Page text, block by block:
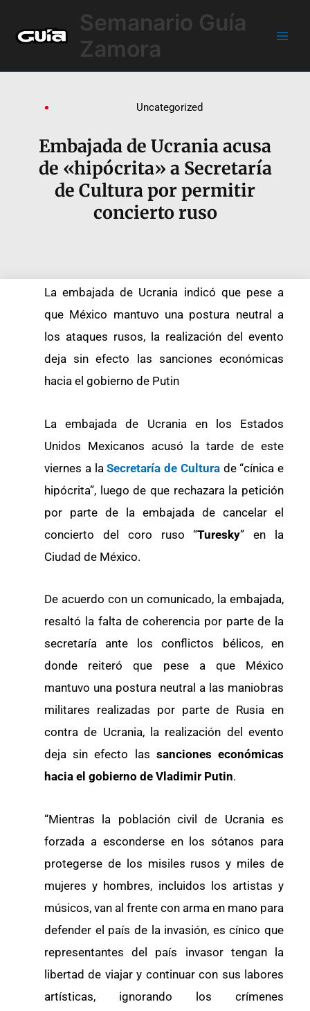
contenido
Semanario Guía
Zamora
Uncategorized
Embajada de Ucrania acusa
de «hipócrita» a Secretaría
de Cultura por permitir
concierto ruso
La embajada de Ucrania indicó que pese a
que México mantuvo una postura neutral a
los ataques rusos, la realización del evento
deja sin efecto las sanciones económicas
hacia el gobierno de Putin
La embajada de Ucrania en los Estados
Unidos Mexicanos acusó la tarde de este
viernes a laSecretaría de Culturade “cínica e
hipócrita”, luego de que rechazara la petición
por parte de la embajada de cancelar el
concierto del coro ruso “Turesky” en la
Ciudad de México.
De acuerdo con un comunicado, la embajada,
resaltó la falta de coherencia por parte de la
secretaría ante los conflictos bélicos, en
donde reiteró que pese a que México
mantuvo una postura neutral a las maniobras
militares realizadas por parte de Rusia en
contra de Ucrania, la realización del evento
deja sin efecto las sanciones económicas
hacia el gobierno de Vladimir Putin.
“Mientras la población civil de Ucrania es
forzada a esconderse en los sótanos para
protegerse de los misiles rusos y miles de
mujeres y hombres, incluidos los artistas y
músicos, van al frente con arma en mano para
defender el país de la invasión, es cínico que
representantes del país invasor tengan la
libertad de viajar y continuar con sus labores
artísticas, ignorando los crímenes